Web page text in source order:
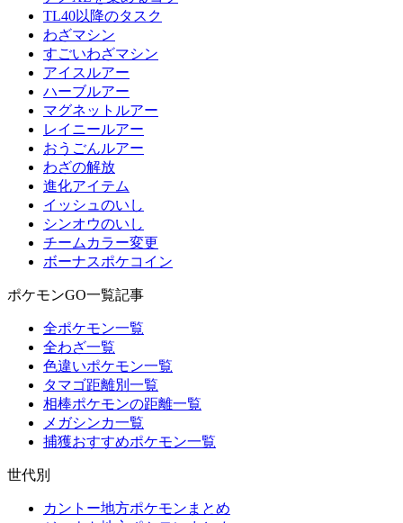
TL40以降のタスク
わざマシン
すごいわざマシン
アイスルアー
ハーブルアー
マグネットルアー
レイニールアー
おうごんルアー
わざの解放
進化アイテム
イッシュのいし
シンオウのいし
チームカラー変更
ボーナスポケコイン
ポケモンGO一覧記事
全ポケモン一覧
全わざ一覧
色違いポケモン一覧
タマゴ距離別一覧
相棒ポケモンの距離一覧
メガシンカ一覧
捕獲おすすめポケモン一覧
世代別
カントー地方ポケモンまとめ